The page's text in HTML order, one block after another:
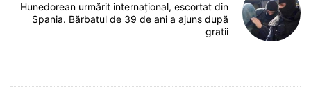
Hunedorean urmărit internațional, escortat din
Spania. Bărbatul de 39 de ani a ajuns după
gratii